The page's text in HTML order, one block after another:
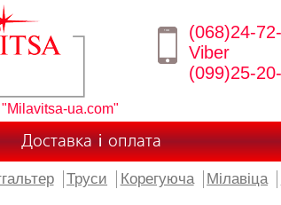
"Milavitsa-ua.com"
(068)24-
Viber
(099)25-
Доставка і оплата
Труси Корегуюча Мілавіца